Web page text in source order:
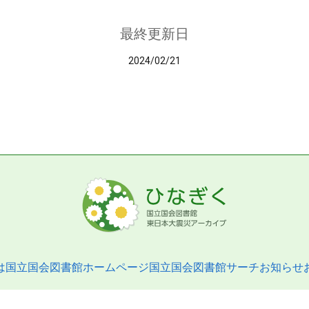
最終更新日
2024/02/21
国立国会図書館ホームページ国立国会図書館サーチお知らせ